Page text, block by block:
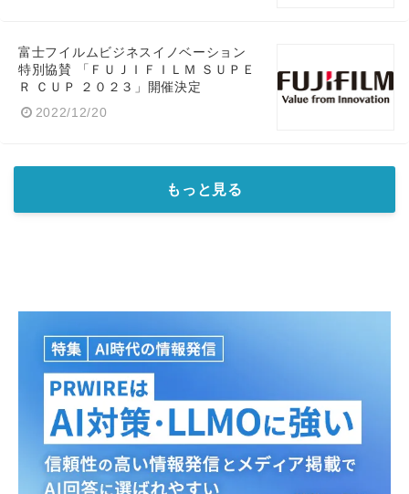
富士フイルムビジネスイノベーション
特別協賛 「ＦＵＪＩＦＩＬＭ ＳＵＰＥ
Ｒ ＣＵＰ ２０２３」開催決定
2022/12/20
もっと見る